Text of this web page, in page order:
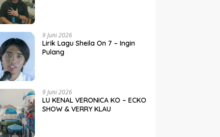
9 Juni 2026
Lirik Lagu Sheila On 7 – Ingin
Pulang
9 Juni 2026
LU KENAL VERONICA KO – ECKO
SHOW & VERRY KLAU